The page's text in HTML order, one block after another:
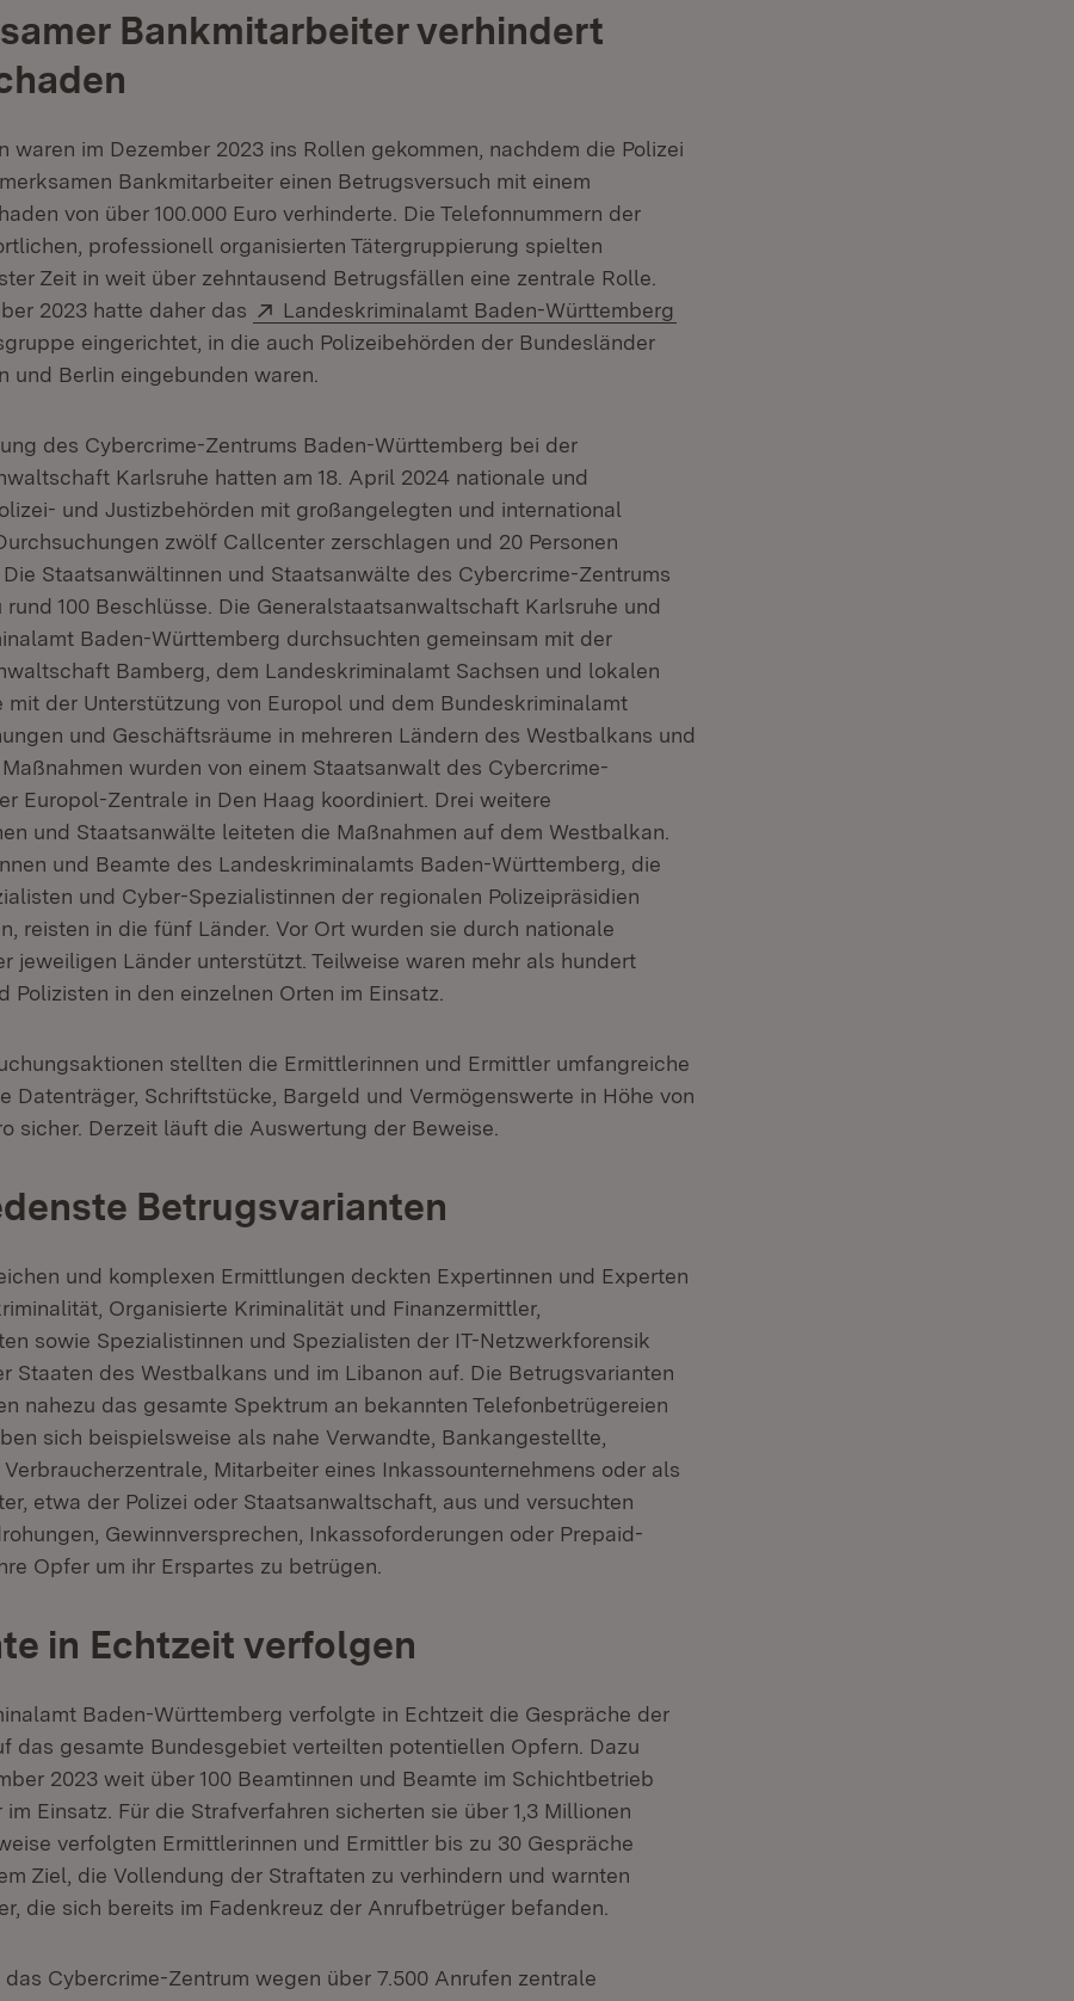
Bankmitarbeiter verhindert
waren im Dezember 2023 ins Rollen gekommen, nachdem die Polizei
Bankmitarbeiter einen Betrugsversuch mit einem
von über 100.000 Euro verhinderte. Die Telefonnummern der
professionell organisierten Tätergruppierung spielten
Zeit in weit über zehntausend Betrugsfällen eine zentrale Rolle.
2023 hatte daher das
Extern:
Landeskriminalamt Baden-Württemberg
eingerichtet, in die auch Polizeibehörden der Bundesländer
und Berlin eingebunden waren.
des Cybercrime-Zentrums Baden-Württemberg bei der
Karlsruhe hatten am 18. April 2024 nationale und
und Justizbehörden mit großangelegten und international
zwölf Callcenter zerschlagen und 20 Personen
Staatsanwältinnen und Staatsanwälte des Cybercrime-Zentrums
rund 100 Beschlüsse. Die Generalstaatsanwaltschaft Karlsruhe und
Baden-Württemberg durchsuchten gemeinsam mit der
Bamberg, dem Landeskriminalamt Sachsen und lokalen
mit der Unterstützung von Europol und dem Bundeskriminalamt
und Geschäftsräume in mehreren Ländern des Westbalkans und
wurden von einem Staatsanwalt des Cybercrime-
Europol-Zentrale in Den Haag koordiniert. Drei weitere
und Staatsanwälte leiteten die Maßnahmen auf dem Westbalkan.
und Beamte des Landeskriminalamts Baden-Württemberg, die
und Cyber-Spezialistinnen der regionalen Polizeipräsidien
reisten in die fünf Länder. Vor Ort wurden sie durch nationale
jeweiligen Länder unterstützt. Teilweise waren mehr als hundert
Polizisten in den einzelnen Orten im Einsatz.
stellten die Ermittlerinnen und Ermittler umfangreiche
Datenträger, Schriftstücke, Bargeld und Vermögenswerte in Höhe von
sicher. Derzeit läuft die Auswertung der Beweise.
Betrugsvarianten
und komplexen Ermittlungen deckten Expertinnen und Experten
Organisierte Kriminalität und Finanzermittler,
sowie Spezialistinnen und Spezialisten der IT-Netzwerkforensik
Staaten des Westbalkans und im Libanon auf. Die Betrugsvarianten
nahezu das gesamte Spektrum an bekannten Telefonbetrügereien
sich beispielsweise als nahe Verwandte, Bankangestellte,
Mitarbeiter eines Inkassounternehmens oder als
etwa der Polizei oder Staatsanwaltschaft, aus und versuchten
Gewinnversprechen, Inkassoforderungen oder Prepaid-
Opfer um ihr Erspartes zu betrügen.
in Echtzeit verfolgen
Baden-Württemberg verfolgte in Echtzeit die Gespräche der
das gesamte Bundesgebiet verteilten potentiellen Opfern. Dazu
2023 weit über 100 Beamtinnen und Beamte im Schichtbetrieb
im Einsatz. Für die Strafverfahren sicherten sie über 1,3 Millionen
verfolgten Ermittlerinnen und Ermittler bis zu 30 Gespräche
Ziel, die Vollendung der Straftaten zu verhindern und warnten
die sich bereits im Fadenkreuz der Anrufbetrüger befanden.
Cybercrime-Zentrum wegen über 7.500 Anrufen zentrale